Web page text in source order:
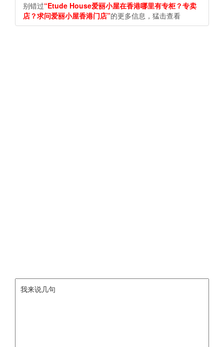
别错过“Etude House爱丽小屋在香港哪里有专柜？专卖
店？求问爱丽小屋香港门店”的更多信息，猛击查看